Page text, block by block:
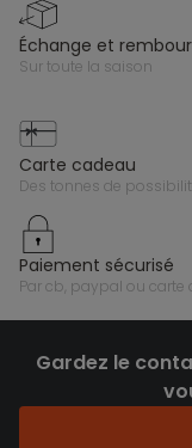
échange et
sur toute la saison
carte cadeau
des tonnes de
paiement sécurisé
par cb, paypal ou carte
Gardez le